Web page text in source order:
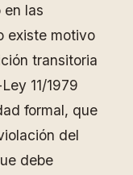
las
existe motivo
transitoria
11/1979
formal, que
del
debe